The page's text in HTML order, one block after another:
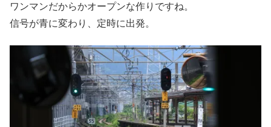
ワンマンだからかオープンな作りですね。
信号が青に変わり、定時に出発。